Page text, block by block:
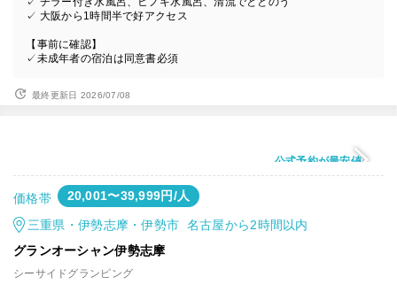
✓ 大阪から1時間半で好アクセス
【事前に確認】
✓未成年者の宿泊は同意書必須
最終更新日 2026/07/08
公式予約が最安値
価格帯 20,001〜39,999円/人
三重県・伊勢志摩・伊勢市 名古屋から2時間以内
グランオーシャン伊勢志摩
シーサイドグランピング